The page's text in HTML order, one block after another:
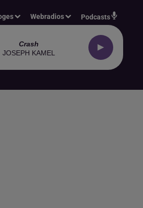
Webradios Podcasts
Crash
JOSEPH KAMEL